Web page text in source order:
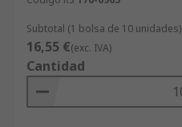
Subtotal (1 bolsa de 10 unidades)
16,55 €(exc. IVA)
Cantidad